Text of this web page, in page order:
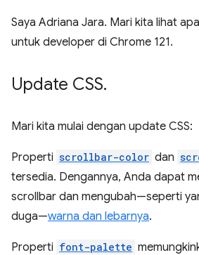
Saya Adriana Jara. Mari kita lihat
untuk developer di Chrome 121.
Update CSS.
Mari kita mulai dengan update CSS:
Properti scrollbar-color dan
tersedia. Dengannya, Anda dapat
scrollbar dan mengubah—seperti
duga—warna dan lebarnya.
Properti font-palette